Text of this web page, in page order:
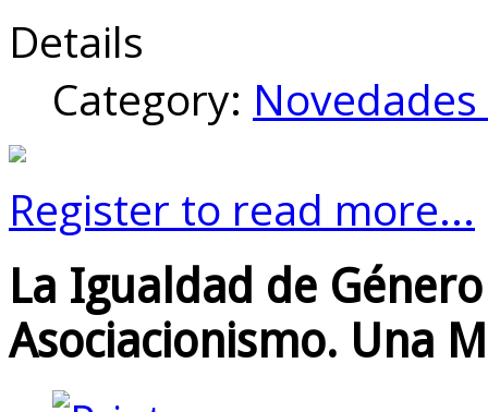
Details
Category:
Register to read more...
La Igualdad de
Asociacionismo. Una